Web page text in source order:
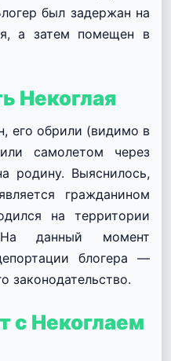
был задержан на
а затем помещен в
Некоглая
его обрили (видимо в
самолетом через
родину. Выяснилось,
гражданином
на территории
На данный момент
блогера —
законодательство.
с Некоглаем